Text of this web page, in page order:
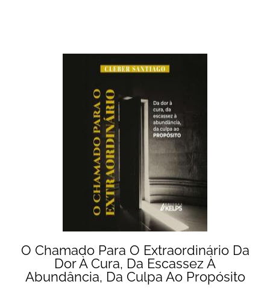
O Chamado Para O Extraordinário Da
Dor À Cura, Da Escassez À
Abundância, Da Culpa Ao Propósito